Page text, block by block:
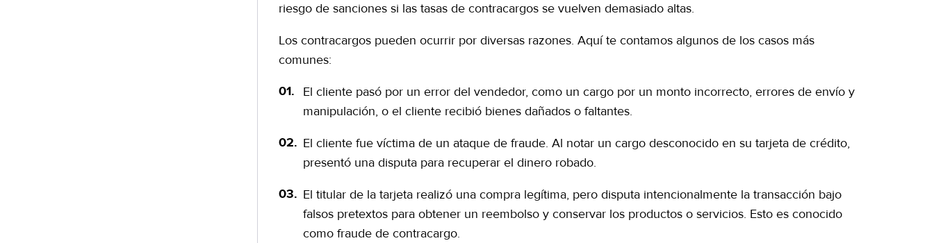
riesgo de sanciones si las tasas de contracargos se vuelven demasiado altas.
Los contracargos pueden ocurrir por diversas razones. Aquí te contamos algunos de los casos más
comunes:
El cliente pasó por un error del vendedor, como un cargo por un monto incorrecto, errores de envío y
manipulación, o el cliente recibió bienes dañados o faltantes.
El cliente fue víctima de un ataque de fraude. Al notar un cargo desconocido en su tarjeta de crédito,
presentó una disputa para recuperar el dinero robado.
El titular de la tarjeta realizó una compra legítima, pero disputa intencionalmente la transacción bajo
falsos pretextos para obtener un reembolso y conservar los productos o servicios. Esto es conocido
como fraude de contracargo.